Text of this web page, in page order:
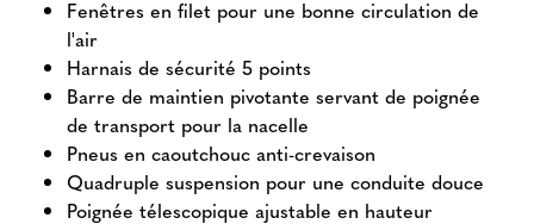
Fenêtres en filet pour une bonne circulation de
l'air
Harnais de sécurité 5 points
Barre de maintien pivotante servant de poignée
de transport pour la nacelle
Pneus en caoutchouc anti-crevaison
Quadruple suspension pour une conduite douce
Poignée télescopique ajustable en hauteur